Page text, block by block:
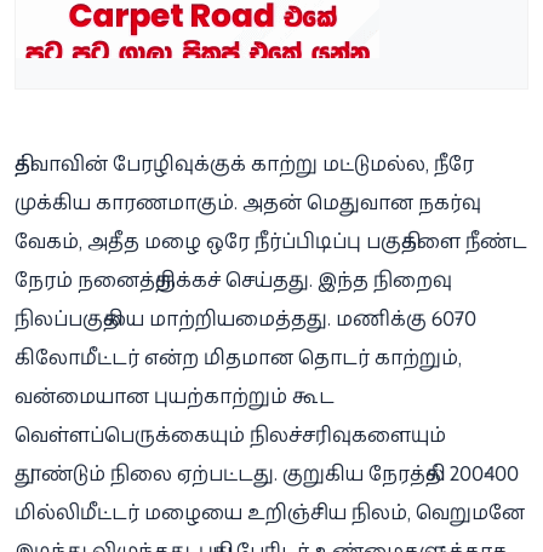
தித்வாவின் பேரழிவுக்குக் காற்று மட்டுமல்ல, நீரே
முக்கிய காரணமாகும். அதன் மெதுவான நகர்வு
வேகம், அதீத மழை ஒரே நீர்ப்பிடிப்பு பகுதிகளை நீண்ட
நேரம் நனைத்திருக்கச் செய்தது. இந்த நிறைவு
நிலப்பகுதியை மாற்றியமைத்தது. மணிக்கு 60-70
கிலோமீட்டர் என்ற மிதமான தொடர் காற்றும்,
வன்மையான புயற்காற்றும் கூட
வெள்ளப்பெருக்கையும் நிலச்சரிவுகளையும்
தூண்டும் நிலை ஏற்பட்டது. குறுகிய நேரத்தில் 200-400
மில்லிமீட்டர் மழையை உறிஞ்சிய நிலம், வெறுமனே